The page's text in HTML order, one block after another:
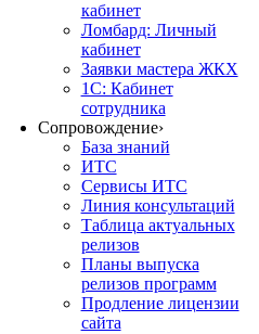
кабинет
Ломбард: Личный
кабинет
Заявки мастера ЖКХ
1С: Кабинет
сотрудника
Сопровождение›
База знаний
ИТС
Сервисы ИТС
Линия консультаций
Таблица актуальных
релизов
Планы выпуска
релизов программ
Продление лицензии
сайта